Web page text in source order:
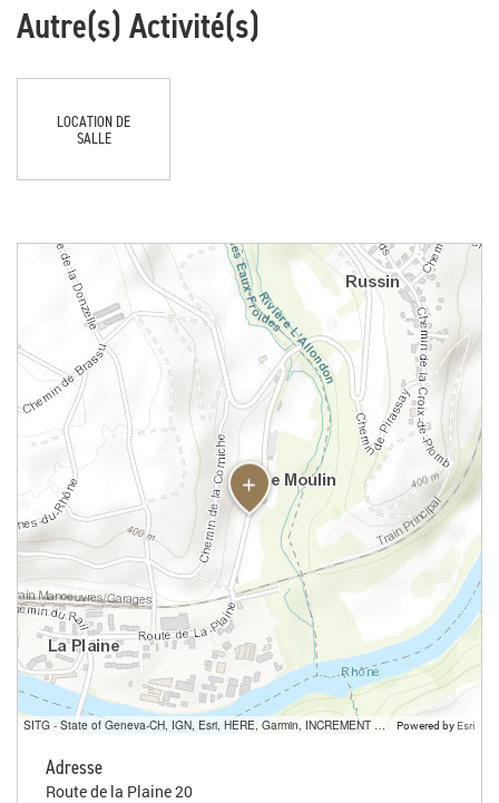
Autre(s) Activité(s)
LOCATION DE
SALLE
SITG - State of Geneva-CH, IGN, Esri, HERE, Garmin, INCREMENT P, USGS, METI/NASA Powered by Esri
Adresse
Route de la Plaine 20